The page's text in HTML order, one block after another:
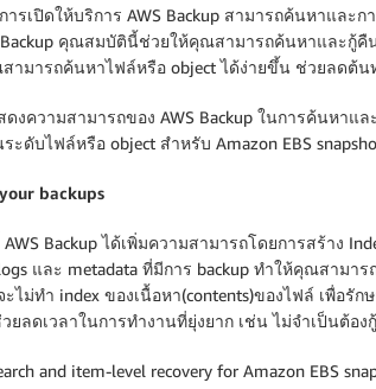
รเปิดให้บริการ AWS Backup สามารถค้นหาและ
Backup คุณสมบัตินี้ช่วยให้คุณสามารถค้นหาและกู้คืน
ามารถค้นหาไฟล์หรือ object ได้ง่ายขึ้น ช่วยลดต้น
งความสามารถของ AWS Backup ในการค้นหาแ
ะดับไฟล์หรือ object สำหรับ Amazon EBS
backups
Backup ได้เพิ่มความสามารถโดยการสร้าง
และ metadata ที่มีการ backup ทำให้คุณสามา
จะไม่ทำ index ของเนื้อหา(contents)ของไฟล์ เ
ยลดเวลาในการทำงานที่ยุ่งยาก เช่น ไม่จำเป็นต้
and item-level recovery for Amazon EBS